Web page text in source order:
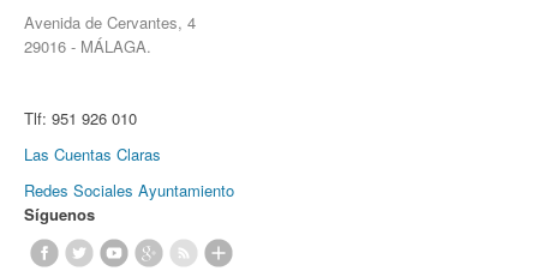
Avenida de Cervantes, 4
29016 - MÁLAGA.
Tlf: 951 926 010
Las Cuentas Claras
Redes Sociales Ayuntamiento
Síguenos